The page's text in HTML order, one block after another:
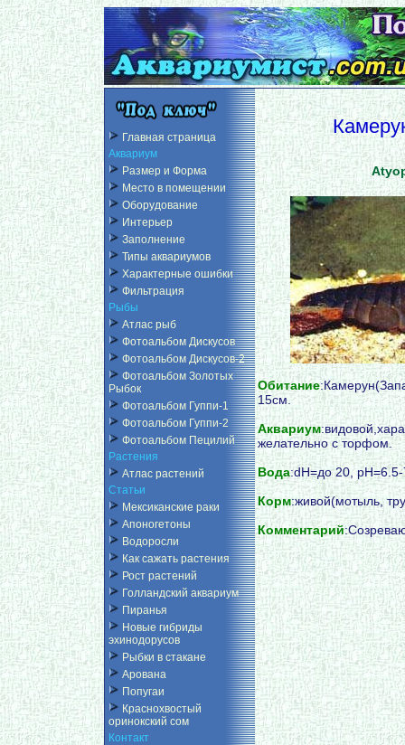
Главная страница
Аквариум
Размер и Форма
Место в помещении
Оборудование
Интерьер
Заполнение
Типы аквариумов
Характерные ошибки
Фильтрация
Рыбы
Атлас рыб
Фотоальбом Дискусов
Фотоальбом Дискусов-2
Фотоальбом Золотых
Рыбок
Фотоальбом Гуппи-1
Фотоальбом Гуппи-2
Фотоальбом Пецилий
Растения
Атлас растений
Статьи
Мексиканские раки
Апоногетоны
Водоросли
Как сажать растения
Рост растений
Голландский аквариум
Пиранья
Новые гибриды
эхинодорусов
Рыбки в стакане
Арована
Попугаи
Краснохвостый
оринокский сом
Контакт
Обитание
15см.
Аквариум
желательно с торфом.
Вода:dH=до 20,
Корм:живой(мотыль,
Комментарий